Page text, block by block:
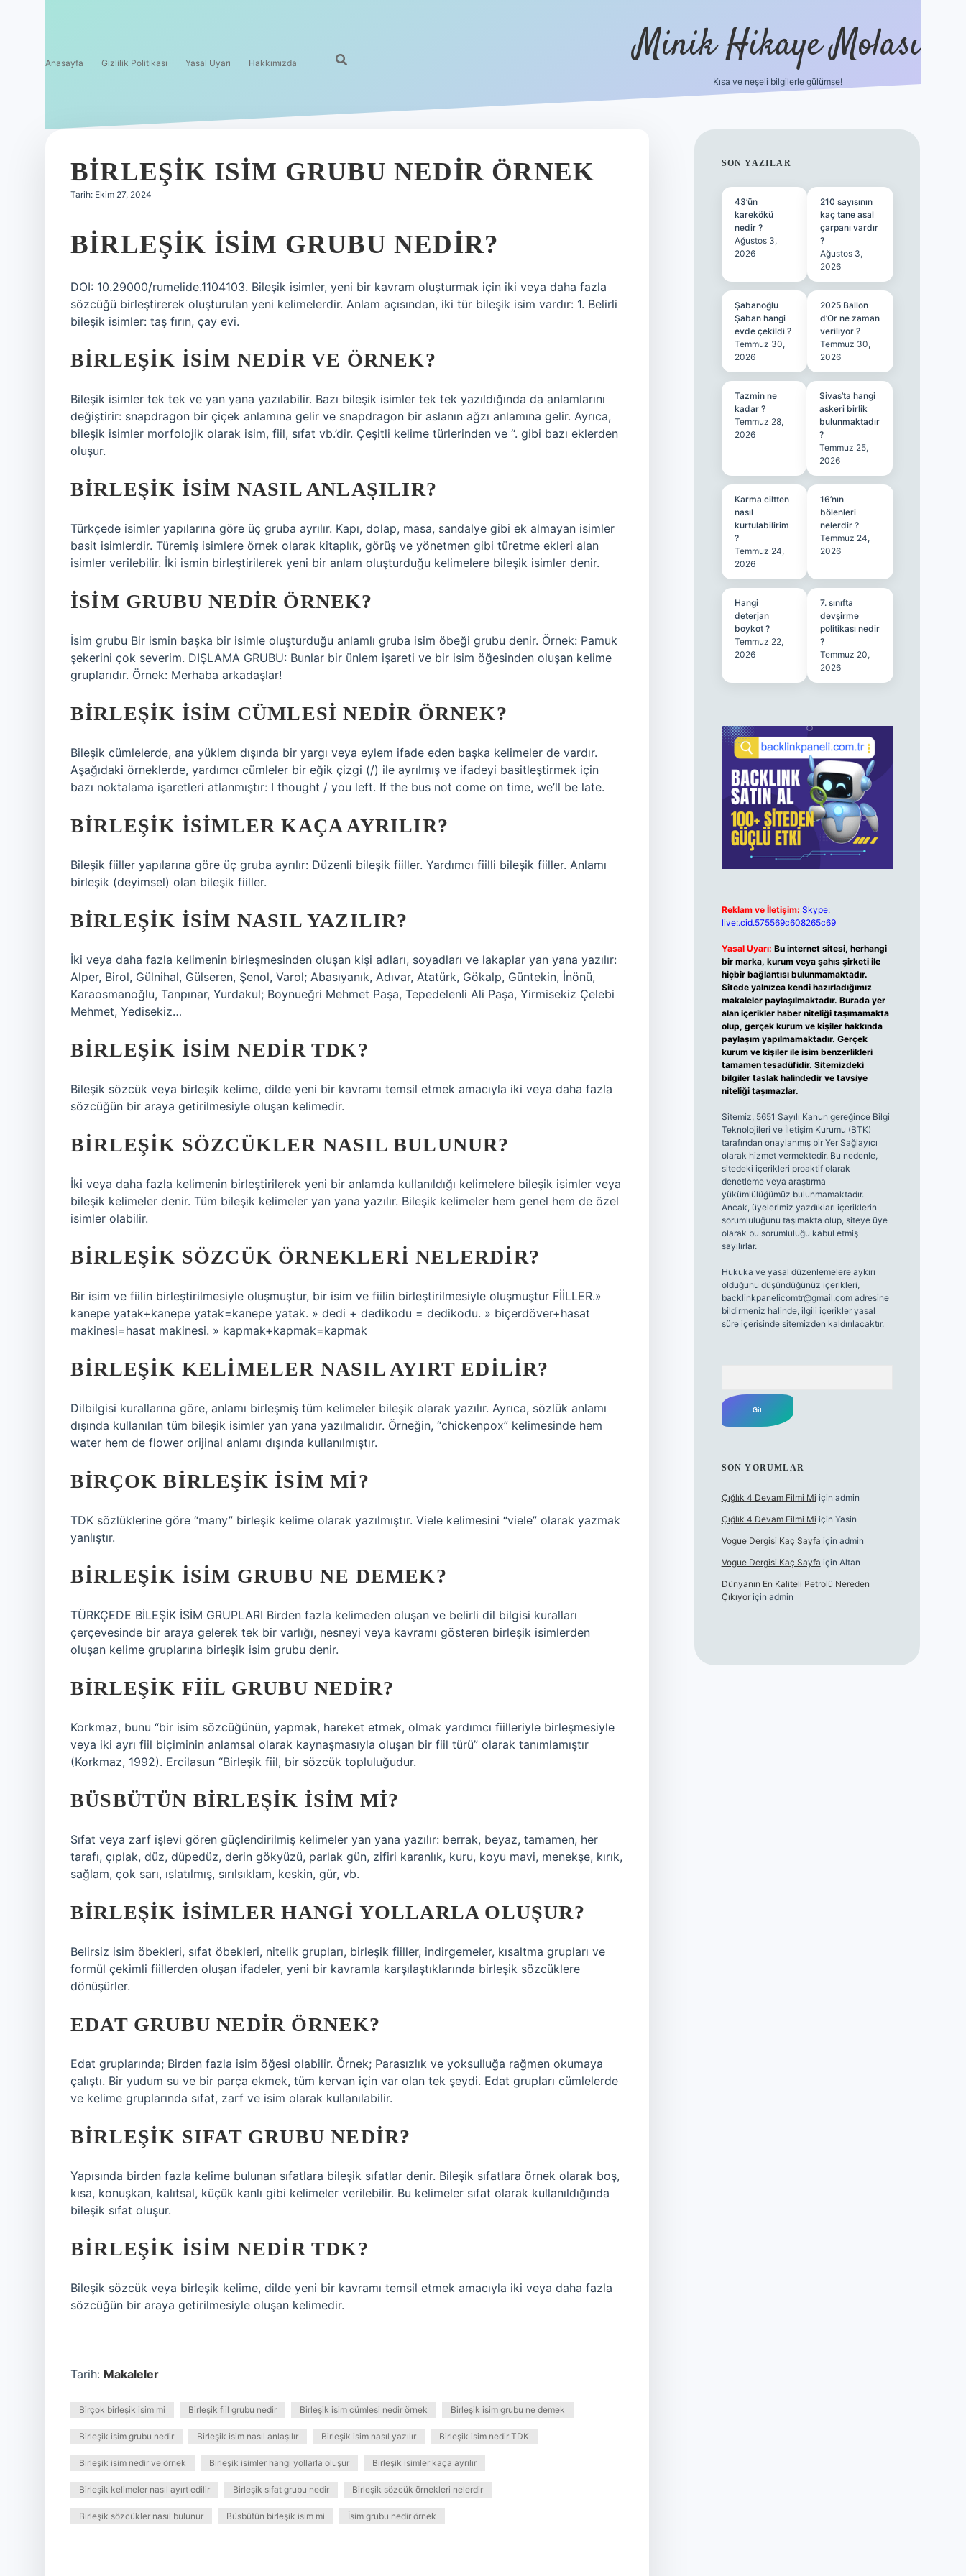
Anasayfa Gizlilik Politikası Yasal Uyarı Hakkımızda Minik Hikaye Molası
Kısa ve neşeli bilgilerle gülümse!
BIRLEŞIK ISIM GRUBU NEDIR ÖRNEK
Tarih: Ekim 27, 2024
BIRLEŞIK ISIM GRUBU NEDIR?
DOI: 10.29000/rumelide.1104103. Bileşik isimler, yeni bir kavram oluşturmak için iki veya daha fazla
sözcüğü birleştirerek oluşturulan yeni kelimelerdir. Anlam açısından, iki tür bileşik isim vardır: 1. Belirli
bileşik isimler: taş fırın, çay evi.
BIRLEŞIK ISIM NEDIR VE ÖRNEK?
Bileşik isimler tek tek ve yan yana yazılabilir. Bazı bileşik isimler tek tek yazıldığında da anlamlarını
değiştirir: snapdragon bir çiçek anlamına gelir ve snapdragon bir aslanın ağzı anlamına gelir. Ayrıca,
bileşik isimler morfolojik olarak isim, fiil, sıfat vb.’dir. Çeşitli kelime türlerinden ve “. gibi bazı eklerden
oluşur.
BIRLEŞIK ISIM NASIL ANLAŞILIR?
Türkçede isimler yapılarına göre üç gruba ayrılır. Kapı, dolap, masa, sandalye gibi ek almayan isimler
basit isimlerdir. Türemiş isimlere örnek olarak kitaplık, görüş ve yönetmen gibi türetme ekleri alan
isimler verilebilir. İki ismin birleştirilerek yeni bir anlam oluşturduğu kelimelere bileşik isimler denir.
İSIM GRUBU NEDIR ÖRNEK?
İsim grubu Bir ismin başka bir isimle oluşturduğu anlamlı gruba isim öbeği grubu denir. Örnek: Pamuk
şekerini çok severim. DIŞLAMA GRUBU: Bunlar bir ünlem işareti ve bir isim öğesinden oluşan kelime
gruplarıdır. Örnek: Merhaba arkadaşlar!
BIRLEŞIK ISIM CÜMLESI NEDIR ÖRNEK?
Bileşik cümlelerde, ana yüklem dışında bir yargı veya eylem ifade eden başka kelimeler de vardır.
Aşağıdaki örneklerde, yardımcı cümleler bir eğik çizgi (/) ile ayrılmış ve ifadeyi basitleştirmek için
bazı noktalama işaretleri atlanmıştır: I thought / you left. If the bus not come on time, we’ll be late.
BIRLEŞIK ISIMLER KAÇA AYRILIR?
Bileşik fiiller yapılarına göre üç gruba ayrılır: Düzenli bileşik fiiller. Yardımcı fiilli bileşik fiiller. Anlamı
birleşik (deyimsel) olan bileşik fiiller.
BIRLEŞIK ISIM NASIL YAZILIR?
İki veya daha fazla kelimenin birleşmesinden oluşan kişi adları, soyadları ve lakaplar yan yana yazılır:
Alper, Birol, Gülnihal, Gülseren, Şenol, Varol; Abasıyanık, Adıvar, Atatürk, Gökalp, Güntekin, İnönü,
Karaosmanoğlu, Tanpınar, Yurdakul; Boynueğri Mehmet Paşa, Tepedelenli Ali Paşa, Yirmisekiz Çelebi
Mehmet, Yedisekiz…
BIRLEŞIK ISIM NEDIR TDK?
Bileşik sözcük veya birleşik kelime, dilde yeni bir kavramı temsil etmek amacıyla iki veya daha fazla
sözcüğün bir araya getirilmesiyle oluşan kelimedir.
BIRLEŞIK SÖZCÜKLER NASIL BULUNUR?
İki veya daha fazla kelimenin birleştirilerek yeni bir anlamda kullanıldığı kelimelere bileşik isimler veya
bileşik kelimeler denir. Tüm bileşik kelimeler yan yana yazılır. Bileşik kelimeler hem genel hem de özel
isimler olabilir.
BIRLEŞIK SÖZCÜK ÖRNEKLERI NELERDIR?
Bir isim ve fiilin birleştirilmesiyle oluşmuştur, bir isim ve fiilin birleştirilmesiyle oluşmuştur FİİLLER.»
kanepe yatak+kanepe yatak=kanepe yatak. » dedi + dedikodu = dedikodu. » biçerdöver+hasat
makinesi=hasat makinesi. » kapmak+kapmak=kapmak
BIRLEŞIK KELIMELER NASIL AYIRT EDILIR?
Dilbilgisi kurallarına göre, anlamı birleşmiş tüm kelimeler bileşik olarak yazılır. Ayrıca, sözlük anlamı
dışında kullanılan tüm bileşik isimler yan yana yazılmalıdır. Örneğin, “chickenpox” kelimesinde hem
water hem de flower orijinal anlamı dışında kullanılmıştır.
BIRÇOK BIRLEŞIK ISIM MI?
TDK sözlüklerine göre “many” birleşik kelime olarak yazılmıştır. Viele kelimesini “viele” olarak yazmak
yanlıştır.
BIRLEŞIK ISIM GRUBU NE DEMEK?
TÜRKÇEDE BİLEŞİK İSİM GRUPLARI Birden fazla kelimeden oluşan ve belirli dil bilgisi kuralları
çerçevesinde bir araya gelerek tek bir varlığı, nesneyi veya kavramı gösteren birleşik isimlerden
oluşan kelime gruplarına birleşik isim grubu denir.
BIRLEŞIK FIIL GRUBU NEDIR?
Korkmaz, bunu “bir isim sözcüğünün, yapmak, hareket etmek, olmak yardımcı fiilleriyle birleşmesiyle
veya iki ayrı fiil biçiminin anlamsal olarak kaynaşmasıyla oluşan bir fiil türü” olarak tanımlamıştır
(Korkmaz, 1992). Ercilasun “Birleşik fiil, bir sözcük topluluğudur.
BÜSBÜTÜN BIRLEŞIK ISIM MI?
Sıfat veya zarf işlevi gören güçlendirilmiş kelimeler yan yana yazılır: berrak, beyaz, tamamen, her
tarafı, çıplak, düz, düpedüz, derin gökyüzü, parlak gün, zifiri karanlık, kuru, koyu mavi, menekşe, kırık,
sağlam, çok sarı, ıslatılmış, sırılsıklam, keskin, gür, vb.
BIRLEŞIK ISIMLER HANGI YOLLARLA OLUŞUR?
Belirsiz isim öbekleri, sıfat öbekleri, nitelik grupları, birleşik fiiller, indirgemeler, kısaltma grupları ve
formül çekimli fiillerden oluşan ifadeler, yeni bir kavramla karşılaştıklarında birleşik sözcüklere
dönüşürler.
EDAT GRUBU NEDIR ÖRNEK?
Edat gruplarında; Birden fazla isim öğesi olabilir. Örnek; Parasızlık ve yoksulluğa rağmen okumaya
çalıştı. Bir yudum su ve bir parça ekmek, tüm kervan için var olan tek şeydi. Edat grupları cümlelerde
ve kelime gruplarında sıfat, zarf ve isim olarak kullanılabilir.
BIRLEŞIK SIFAT GRUBU NEDIR?
Yapısında birden fazla kelime bulunan sıfatlara bileşik sıfatlar denir. Bileşik sıfatlara örnek olarak boş,
kısa, konuşkan, kalıtsal, küçük kanlı gibi kelimeler verilebilir. Bu kelimeler sıfat olarak kullanıldığında
bileşik sıfat oluşur.
BIRLEŞIK ISIM NEDIR TDK?
Bileşik sözcük veya birleşik kelime, dilde yeni bir kavramı temsil etmek amacıyla iki veya daha fazla
sözcüğün bir araya getirilmesiyle oluşan kelimedir.
Tarih: Makaleler
Birçok birleşik isim mi Birleşik fiil grubu nedir Birleşik isim cümlesi nedir örnek Birleşik isim grubu ne demek
Birleşik isim grubu nedir Birleşik isim nasıl anlaşılır Birleşik isim nasıl yazılır Birleşik isim nedir TDK
Birleşik isim nedir ve örnek Birleşik isimler hangi yollarla oluşur Birleşik isimler kaça ayrılır
Birleşik kelimeler nasıl ayırt edilir Birleşik sıfat grubu nedir Birleşik sözcük örnekleri nelerdir
Birleşik sözcükler nasıl bulunur Büsbütün birleşik isim mi İsim grubu nedir örnek
SIDEBAR
SON YAZILAR
43’ün
karekökü
nedir ?
Ağustos 3,
2026
210 sayısının
kaç tane asal
çarpanı vardır
?
Ağustos 3,
2026
Şabanoğlu
Şaban hangi
evde çekildi ?
Temmuz 30,
2026
2025 Ballon
d’Or ne zaman
veriliyor ?
Temmuz 30,
2026
Tazmin ne
kadar ?
Temmuz 28,
2026
Sivas’ta hangi
askeri birlik
bulunmaktadır
?
Temmuz 25,
2026
Karma ciltten
nasıl
kurtulabilirim
?
Temmuz 24,
2026
16’nın
bölenleri
nelerdir ?
Temmuz 24,
2026
Hangi
deterjan
boykot ?
Temmuz 22,
2026
7. sınıfta
devşirme
politikası nedir
?
Temmuz 20,
2026
Reklam ve İletişim: Skype:
live:.cid.575569c608265c69
Yasal Uyarı: Bu internet sitesi, herhangi
bir marka, kurum veya şahıs şirketi ile
hiçbir bağlantısı bulunmamaktadır.
Sitede yalnızca kendi hazırladığımız
makaleler paylaşılmaktadır. Burada yer
alan içerikler haber niteliği taşımamakta
olup, gerçek kurum ve kişiler hakkında
paylaşım yapılmamaktadır. Gerçek
kurum ve kişiler ile isim benzerlikleri
tamamen tesadüfidir. Sitemizdeki
bilgiler taslak halindedir ve tavsiye
niteliği taşımazlar.
Sitemiz, 5651 Sayılı Kanun gereğince Bilgi
Teknolojileri ve İletişim Kurumu (BTK)
tarafından onaylanmış bir Yer Sağlayıcı
olarak hizmet vermektedir. Bu nedenle,
sitedeki içerikleri proaktif olarak
denetleme veya araştırma
yükümlülüğümüz bulunmamaktadır.
Ancak, üyelerimiz yazdıkları içeriklerin
sorumluluğunu taşımakta olup, siteye üye
olarak bu sorumluluğu kabul etmiş
sayılırlar.
Hukuka ve yasal düzenlemelere aykırı
olduğunu düşündüğünüz içerikleri,
backlinkpanelicomtr@gmail.comadresine
bildirmeniz halinde, ilgili içerikler yasal
süre içerisinde sitemizden kaldırılacaktır.
SON YORUMLAR
Çığlık 4 Devam Filmi Mi için admin
Çığlık 4 Devam Filmi Mi için Yasin
Vogue Dergisi Kaç Sayfa için admin
Vogue Dergisi Kaç Sayfa için Altan
Dünyanın En Kaliteli Petrolü Nereden
Çıkıyoriçin admin
elexbett.net